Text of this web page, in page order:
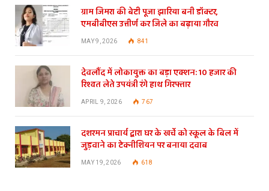
ग्राम जिमरा की बेटी पूजा झारिया बनी डॉक्टर,
एमबीबीएस उत्तीर्ण कर जिले का बढ़ाया गौरव
MAY 9, 2026 841
देवलौंद में लोकायुक्त का बड़ा एक्शन: 10 हजार की
रिश्वत लेते उपयंत्री रंगे हाथ गिरफ्तार
APRIL 9, 2026 767
दशरमन प्राचार्य द्वारा घर के खर्चे को स्कूल के बिल में
जुड़वाने का टेक्नीशियन पर बनाया दवाब
MAY 19, 2026 618